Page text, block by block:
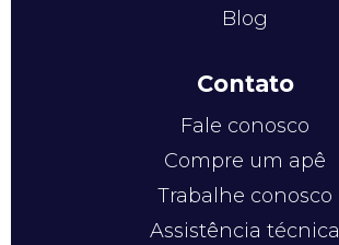
Blog
Contato
Fale conosco
Compre um apê
Trabalhe conosco
Assistência técnica